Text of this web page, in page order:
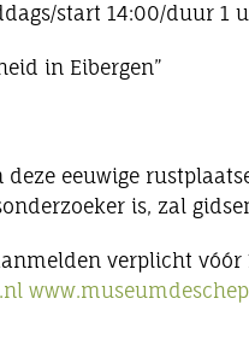
start 14:00/duur 1
in Eibergen”
eeuwige
is, zal
verplicht